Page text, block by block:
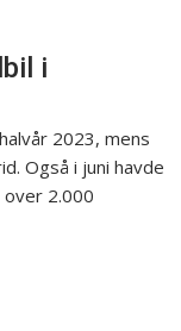
i
2023, mens
Også i juni havde
2.000